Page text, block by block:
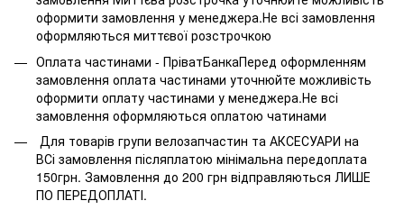
оформити замовлення у менеджера.Не всі замовлення
оформляються миттєвої розстрочкою
Оплата частинами - ПріватБанкаПеред оформленням
замовлення оплата частинами уточнюйте можливість
оформити оплату частинами у менеджера.Не всі
замовлення оформляються оплатою чатинами
Для товарів групи велозапчастин та АКСЕСУАРИ на
ВСі замовлення післяплатою мінімальна передоплата
150грн. Замовлення до 200 грн відправляються ЛИШЕ
ПО ПЕРЕДОПЛАТІ.